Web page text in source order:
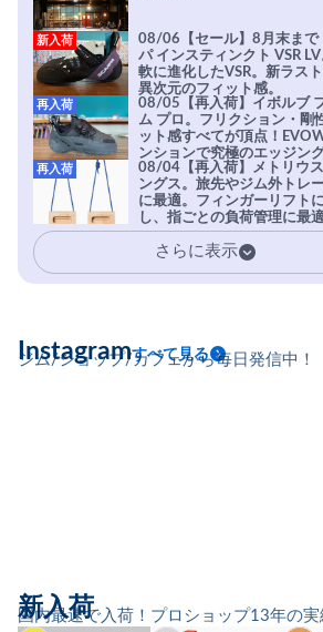
08/06【セール】8月末まで
パ インスティンクト VSR
軟に進化したVSR。新ラス
異次元のフィット感。
新入荷
08/05【再入荷】イボルブ
ム プロ。フリクション・剛
ット感すべてが頂点！
ンションで究極のエッジン
実現。進化系ラバーEvo-74
を凌駕する粘着力で極小ホ
安心感。
再入荷
08/04【再入荷】メトリウス
ングス。旅先やジム外トレ
に最適。フィンガーリフト
し、指ごとの負荷管理に最
イマーの指を本気で鍛える
再入荷
さらに表示
ジム/ショップ/カフェから毎日発信中！
Instagramすべて見る
国内最速で入荷！プロショップ13年の実
新入荷